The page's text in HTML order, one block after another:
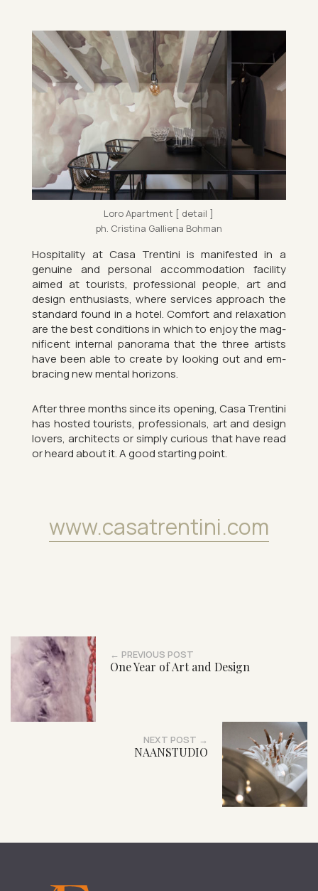
Loro Apart­ment [ de­tail ]
ph. Cristina Gal­li­ena Bo­h­man
Hos­pit­al­ity at Casa Trentini is mani­fes­ted in a
genu­ine and per­sonal ac­com­mod­a­tion fa­cil­ity
aimed at tour­ists, pro­fes­sional people, art and
design en­thu­si­asts, where ser­vices ap­proach the
stand­ard found in a hotel. Com­fort and re­lax­a­tion
are the best con­di­tions in which to enjoy the mag­
ni­fi­cent in­ternal pan­or­ama that the three artists
have been able to cre­ate by look­ing out and em­
bra­cing new men­tal ho­ri­zons.
After three months since its open­ing, Casa Trentini
has hos­ted tour­ists, pro­fes­sion­als, art and design
lov­ers, ar­chi­tects or simply curi­ous that have read
or heard about it. A good start­ing point.
www.​cas​atre​ntin​i.​com
← PREVIOUS POST
One Year of Art and Design
NEXT POST →
NAANSTUDIO